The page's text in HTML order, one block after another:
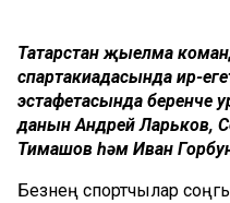
Татарстан җыелма
спартакиадасында ир-
эстафетасында беренче
данын Андрей Ларьков,
Тимашов һәм Иван
Безнең спортчылар